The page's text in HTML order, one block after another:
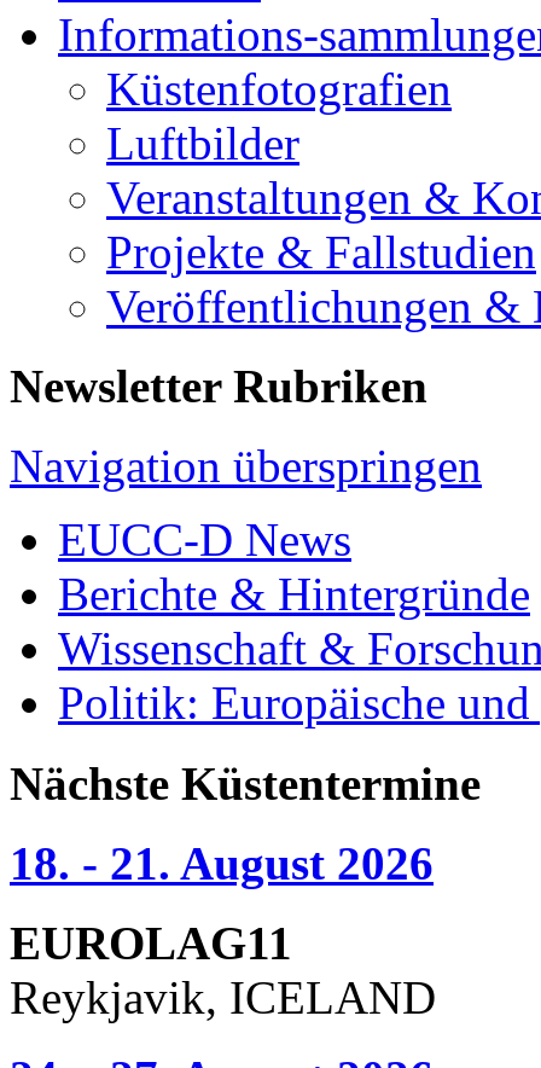
Informations-
Küstenfotografien
Luftbilder
Veranstaltungen &
Projekte & Fallstudien
Veröffentlichungen &
Newsletter Rubriken
Navigation überspringen
EUCC-D News
Berichte & Hintergründe
Wissenschaft &
Politik: Europäische
Nächste Küstentermine
18. - 21. August 2026
EUROLAG11
Reykjavik, ICELAND